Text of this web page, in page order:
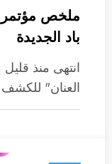
ملخص مؤتمر
باد الجديدة
العنان"